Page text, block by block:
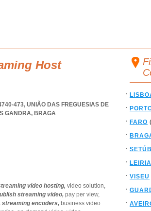
Host
473, UNIÃO DAS FREGUESIAS DE
GANDRA, BRAGA
video hosting, video solution,
streaming video, pay per view,
streaming encoders, business video
FARO
LEIRIA
VISEU